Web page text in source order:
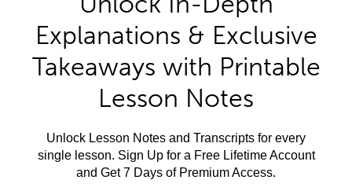
Explanations & Exclusive
Takeaways with Printable
Lesson Notes
Unlock Lesson Notes and Transcripts for every
single lesson. Sign Up for a Free Lifetime Account
and Get 7 Days of Premium Access.